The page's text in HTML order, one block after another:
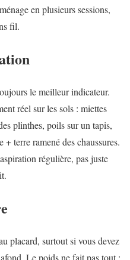
en plusieurs sessions,
fil.
le meilleur indicateur.
réel sur les sols : miettes
plinthes, poils sur un tapis,
terre ramené des chaussures.
régulière, pas juste
placard, surtout si vous devez
Le poids ne fait pas tout :